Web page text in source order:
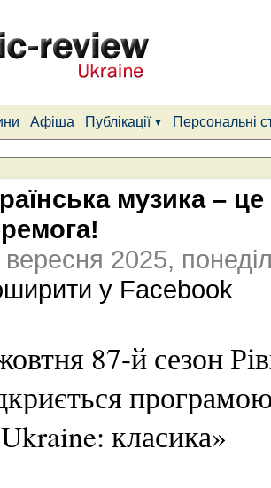
Афіша Публікації
Персональні
музика –
2025,
у Facebook
87-й сезон
класика»